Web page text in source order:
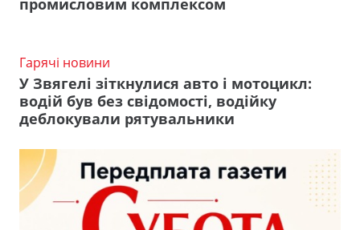
Гарячі новини
У Звягелі зіткнулися авто і мотоцикл:
водій був без свідомості, водійку
деблокували рятувальники